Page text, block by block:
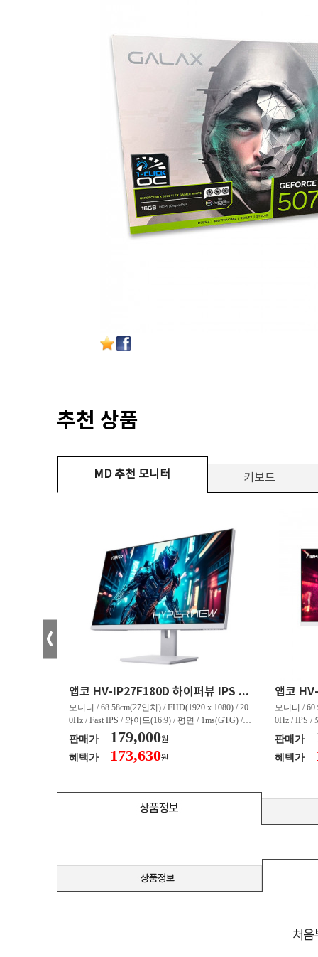
추천 상품
MD 추천 모니터 키보드
앱코 HV-IP27F180D 하이퍼뷰 IPS FHD 200 HDR 무결점
모니터 / 68.58cm(27인치) / FHD(1920 x 1080) / 20
0Hz / Fast IPS / 와이드(16:9) / 평면 / 1ms(GTG) / 3
50nit / 1,000:1 / 헤드폰 아웃 / LED 조명 / 틸트(상
하) / 6kg / [색상영역] / sRGB:128% / Adobe RGB:8
5% / DCI-P3:91% / NTSC:90% / [게임특화] / 조준
판매가 179,000원
혜택가 173,630원
모니터 /
0Hz / IPS /
50nit /
하) / 4.9kg
80% / DCI-
판매가
혜택가